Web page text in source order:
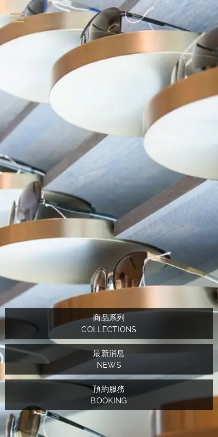
品牌眼鏡、精品墨鏡、名牌太陽眼
商品系列
COLLECTIONS
最新消息
NEWS
預約服務
BOOKING